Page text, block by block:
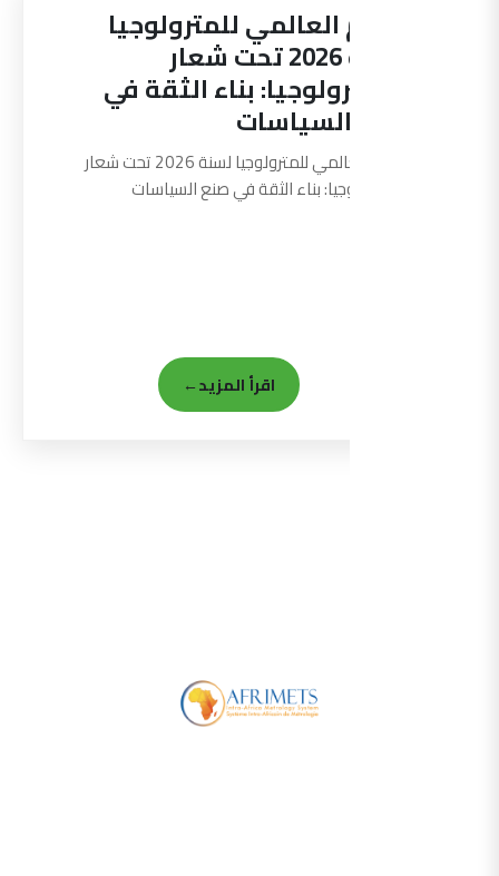
اليوم العالمي للمترولوجيا
لسنة 2026 تحت شعار
“المترولوجيا: بناء الثقة في
صنع السياسات
اليوم العالمي للمترولوجيا لسنة 2026 تحت شعار
"المترولوجيا: بناء الثقة في صنع السياسات
اقرأ المزيد←